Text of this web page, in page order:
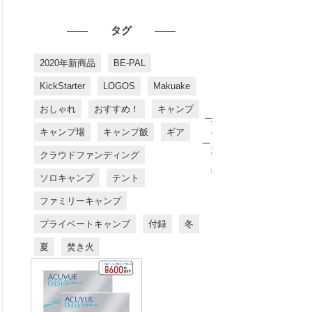
タグ
2020年新商品 BE-PAL
KickStarter LOGOS Makuake
おしゃれ おすすめ！ キャンプ
キャンプ場 キャンプ飯 ギア
クラウドファンディング
ソロキャンプ テント
ファミリーキャンプ
プライベートキャンプ 付録 冬
夏 焚き火
す
す
め
商
品